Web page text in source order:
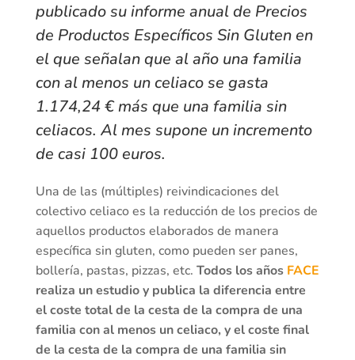
publicado su informe anual de Precios
de Productos Específicos Sin Gluten en
el que señalan que al año una familia
con al menos un celiaco se gasta
1.174,24 € más que una familia sin
celiacos. Al mes supone un incremento
de casi 100 euros.
Una de las (múltiples) reivindicaciones del
colectivo celiaco es la reducción de los precios de
aquellos productos elaborados de manera
específica sin gluten, como pueden ser panes,
bollería, pastas, pizzas, etc. Todos los años FACE
realiza un estudio y publica la diferencia entre
el coste total de la cesta de la compra de una
familia con al menos un celiaco, y el coste final
de la cesta de la compra de una familia sin